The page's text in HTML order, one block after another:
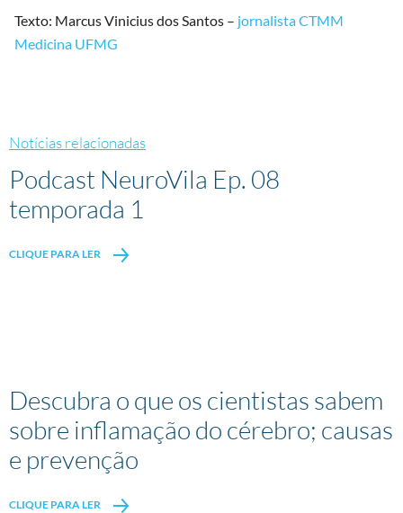
Texto: Marcus Vinicius dos Santos – jornalista CTMM
Medicina UFMG
Notícias relacionadas
Podcast NeuroVila Ep. 08
temporada 1
CLIQUE PARA LER
Descubra o que os cientistas sabem
sobre inflamação do cérebro; causas
e prevenção
CLIQUE PARA LER